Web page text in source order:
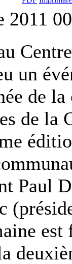
2011
un
de
de
Paul
est